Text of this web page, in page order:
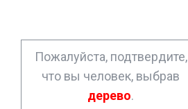
*
Пожалуйста, подтвердите,
что вы человек, выбрав
дерево.